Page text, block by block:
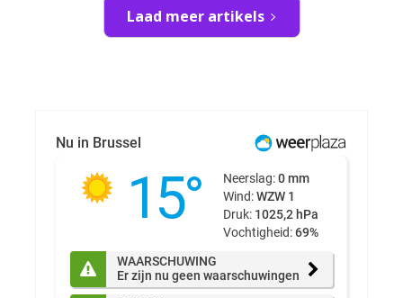
Laad meer artikels